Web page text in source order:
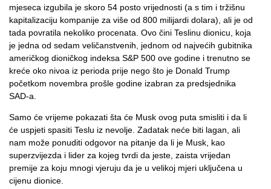
mjeseca izgubila je skoro 54 posto vrijednosti (a s tim i tržišnu
kapitalizaciju kompanije za više od 800 milijardi dolara), ali je od
tada povratila nekoliko procenata. Ovo čini Teslinu dionicu, koja
je jedna od sedam veličanstvenih, jednom od najvećih gubitnika
američkog dioničkog indeksa S&P 500 ove godine i trenutno se
kreće oko nivoa iz perioda prije nego što je Donald Trump
početkom novembra prošle godine izabran za predsjednika
SAD-a.
Samo će vrijeme pokazati šta će Musk ovog puta smisliti i da li
će uspjeti spasiti Teslu iz nevolje. Zadatak neće biti lagan, ali
nam može ponuditi odgovor na pitanje da li je Musk, kao
superzvijezda i lider za kojeg tvrdi da jeste, zaista vrijedan
premije za koju mnogi vjeruju da je u velikoj mjeri uključena u
cijenu dionice.